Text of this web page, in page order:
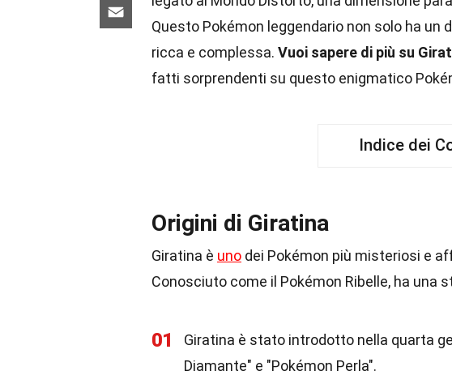
Questo Pokémon leggendario non solo ha un
ricca e complessa. Vuoi sapere di più su
fatti sorprendenti su questo enigmatico
Indice dei
Origini di Giratina
Giratina è uno dei Pokémon più misteriosi e
Conosciuto come il Pokémon Ribelle, ha una
01 Giratina è stato introdotto nella quarta
Diamante" e "Pokémon Perla".